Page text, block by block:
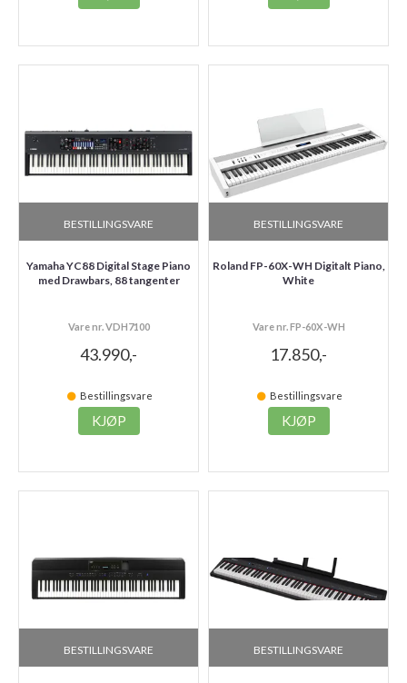
BESTILLINGSVARE
Yamaha YC88 Digital Stage Piano
med Drawbars, 88 tangenter
Vare nr. VDH7100
43.990,-
Bestillingsvare
KJØP
BESTILLINGSVARE
Roland FP-60X-WH Digitalt Piano,
White
Vare nr. FP-60X-WH
17.850,-
Bestillingsvare
KJØP
BESTILLINGSVARE BESTILLINGSVARE